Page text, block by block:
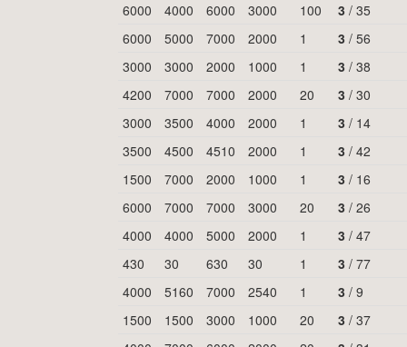
6000
4000 6000 3000 100 3 / 35
6000
5000 7000 2000 1 3 / 56
3000
3000 2000 1000 1 3 / 38
4200
7000 7000 2000 20 3 / 30
3000
3500 4000 2000 1 3 / 14
3500
4500 4510 2000 1 3 / 42
1500
7000 2000 1000 1 3 / 16
6000
7000 7000 3000 20 3 / 26
4000
4000 5000 2000 1 3 / 47
430
30 630 30 1 3 / 77
4000
5160 7000 2540 1 3 / 9
1500
1500 3000 1000 20 3 / 37